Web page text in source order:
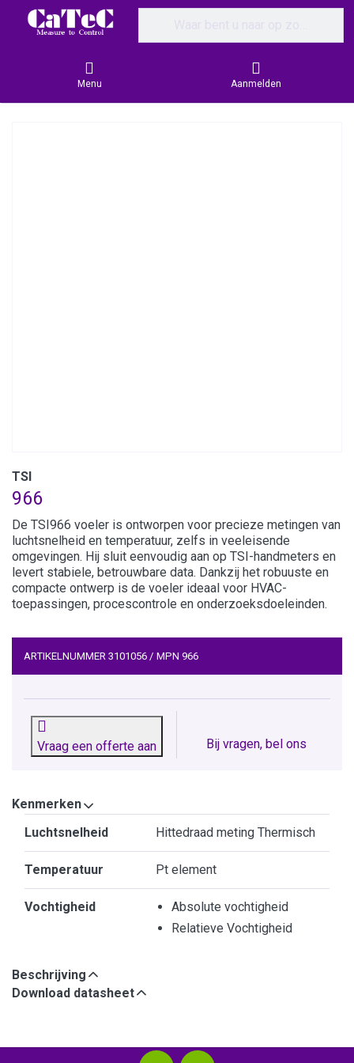
Menu Aanmelden
TSI
966
De TSI966 voeler is ontworpen voor precieze metingen van
luchtsnelheid en temperatuur, zelfs in veeleisende
omgevingen. Hij sluit eenvoudig aan op TSI-handmeters en
levert stabiele, betrouwbare data. Dankzij het robuuste en
compacte ontwerp is de voeler ideaal voor HVAC-
toepassingen, procescontrole en onderzoeksdoeleinden.
ARTIKELNUMMER 3101056 / MPN 966
Vraag een offerte aan Bij vragen, bel ons
Kenmerken
Luchtsnelheid Hittedraad meting Thermisch
Temperatuur Pt element
Vochtigheid
Absolute vochtigheid
Relatieve Vochtigheid
Beschrijving
Download datasheet